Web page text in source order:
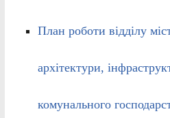
План роботи відділу
архітектури,
комунального